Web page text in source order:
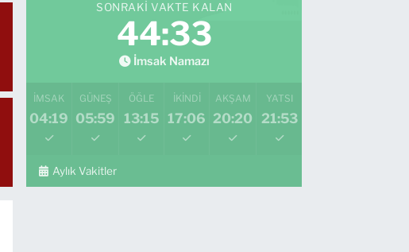
SONRAKI VAKTE KALAN
44:31
İmsak Namazı
İMSAK
04:19
GÜNEŞ
05:59
ÖĞLE
13:15
İKINDI
17:06
AKŞAM
20:20
YATSI
21:53
Aylık Vakitler